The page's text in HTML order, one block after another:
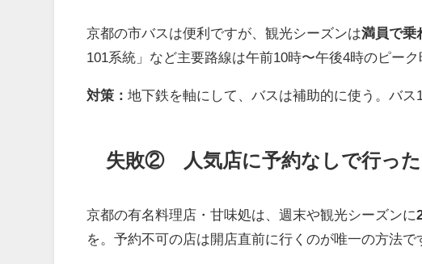
京都の市バスは便利ですが、観光シーズンは満員で乗
101系統」など主要路線は午前10時〜午後4時のピーク
対策：地下鉄を軸にして、バスは補助的に使う。バス
失敗② 人気店に予約なしで行った
京都の有名料理店・甘味処は、週末や観光シーズンに
を。予約不可の店は開店直前に行くのが唯一の方法で